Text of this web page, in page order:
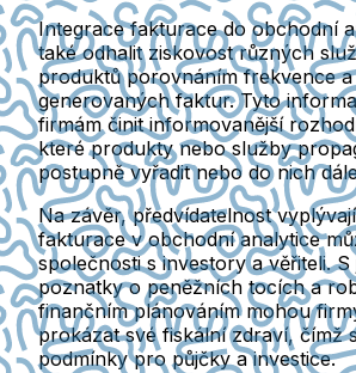
Integrace fakturace do obchodní
také odhalit ziskovost různých
produktů porovnáním frekvence
generovaných faktur. Tyto
firmám činit informovanější
které produkty nebo služby
postupně vyřadit nebo do nich
Na závěr, předvídatelnost
fakturace v obchodní analytice
společnosti s investory a věřiteli. S
poznatky o peněžních tocích a
finančním plánováním mohou
prokázat své fiskální zdraví, čímž
podmínky pro půjčky a investice.